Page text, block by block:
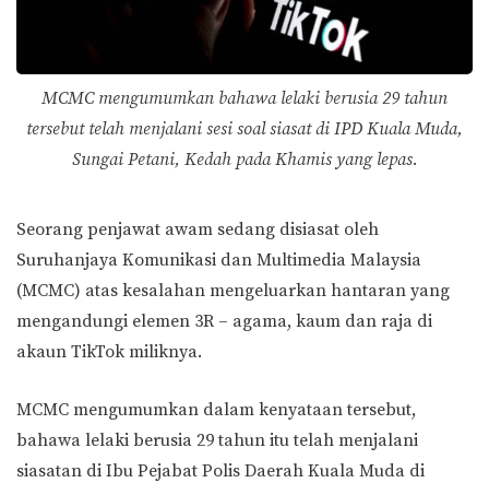
MCMC mengumumkan bahawa lelaki berusia 29 tahun
tersebut telah menjalani sesi soal siasat di IPD Kuala Muda,
Sungai Petani, Kedah pada Khamis yang lepas.
Seorang penjawat awam sedang disiasat oleh
Suruhanjaya Komunikasi dan Multimedia Malaysia
(MCMC) atas kesalahan mengeluarkan hantaran yang
mengandungi elemen 3R – agama, kaum dan raja di
akaun TikTok miliknya.
MCMC mengumumkan dalam kenyataan tersebut,
bahawa lelaki berusia 29 tahun itu telah menjalani
siasatan di Ibu Pejabat Polis Daerah Kuala Muda di